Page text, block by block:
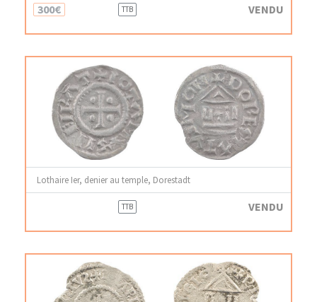
300€ TTB VENDU
Lothaire Ier, denier au temple, Dorestadt
TTB VENDU